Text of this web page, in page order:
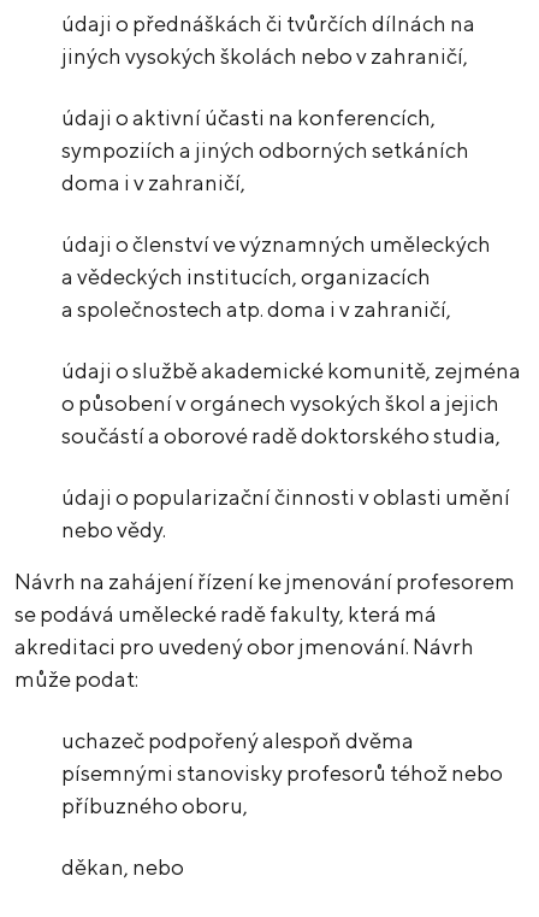
údaji o přednáškách či tvůrčích dílnách na
jiných vysokých školách nebo v zahraničí,
údaji o aktivní účasti na konferencích,
sympoziích a jiných odborných setkáních
doma i v zahraničí,
údaji o členství ve významných uměleckých
a vědeckých institucích, organizacích
a společnostech atp. doma i v zahraničí,
údaji o službě akademické komunitě, zejména
o působení v orgánech vysokých škol a jejich
součástí a oborové radě doktorského studia,
údaji o popularizační činnosti v oblasti umění
nebo vědy.
Návrh na zahájení řízení ke jmenování profesorem
se podává umělecké radě fakulty, která má
akreditaci pro uvedený obor jmenování. Návrh
může podat:
uchazeč podpořený alespoň dvěma
písemnými stanovisky profesorů téhož nebo
příbuzného oboru,
děkan, nebo